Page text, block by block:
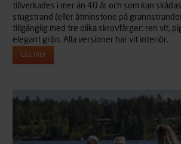
tillverkades i mer än 40 år och som kan
stugstrand (eller åtminstone på
tillgänglig med tre olika skrovfärger: ren vit,
elegant grön. Alla versioner har vit interiör.
Läs mer